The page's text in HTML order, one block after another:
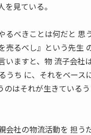
見ている。
べきことは何だと 思う
売るべし』という先生
いますと、物 流子会社
うち に、それをベース
のはそれが生きている
会社の物流活動を 担う